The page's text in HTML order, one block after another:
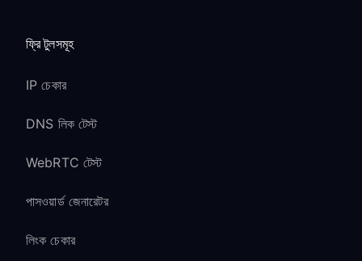
ফ্রি টুলসমূহ
IP চেকার
DNS লিক টেস্ট
WebRTC টেস্ট
পাসওয়ার্ড জেনারেটর
লিংক চেকার